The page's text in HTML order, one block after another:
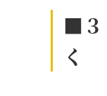
■３
く